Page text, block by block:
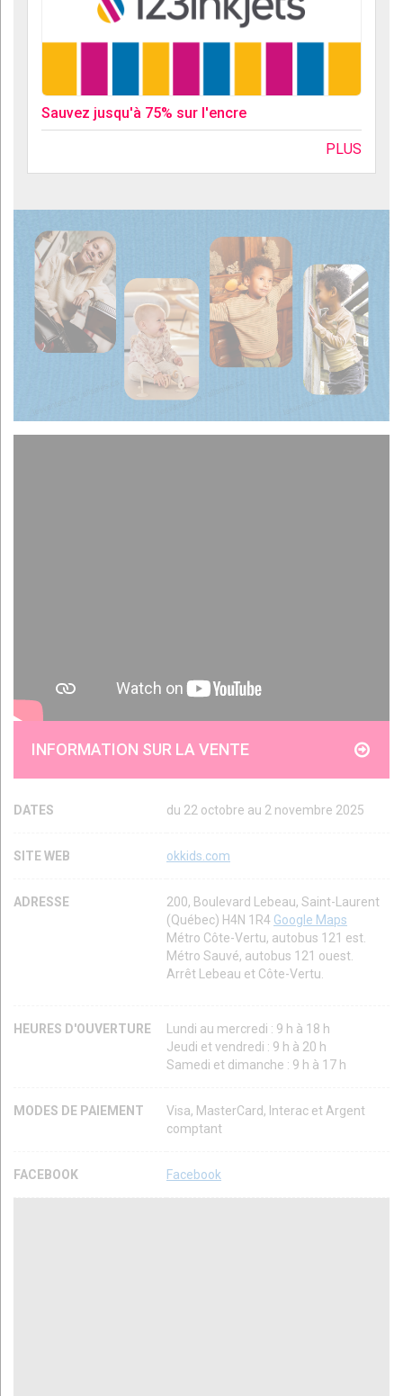
Sauvez jusqu'à 75% sur l'encre
PLUS
INFORMATION SUR LA VENTE
DATES du 22 octobre au 2 novembre 2025
SITE WEB okkids.com
ADRESSE
200, Boulevard Lebeau, Saint-Laurent
(Québec) H4N 1R4 Google Maps
Métro Côte-Vertu, autobus 121 est.
Métro Sauvé, autobus 121 ouest.
Arrêt Lebeau et Côte-Vertu.
HEURES D'OUVERTURE
Lundi au mercredi : 9 h à 18 h
Jeudi et vendredi : 9 h à 20 h
Samedi et dimanche : 9 h à 17 h
MODES DE PAIEMENT
Visa, MasterCard, Interac et Argent
comptant
FACEBOOK Facebook